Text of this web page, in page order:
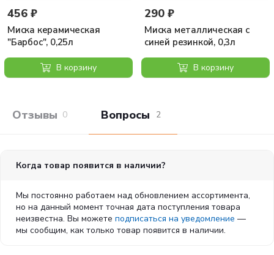
456 ₽
Миска керамическая
"Барбос", 0,25л
В корзину
290 ₽
Миска металлическая с
синей резинкой, 0,3л
В корзину
Отзывы покупателей
0 Вопросы и
2
Когда товар появится в наличии?
Мы постоянно работаем над обновлением ассортимента,
но на данный момент точная дата поступления товара
неизвестна. Вы можете подписаться на уведомление —
мы сообщим, как только товар появится в наличии.